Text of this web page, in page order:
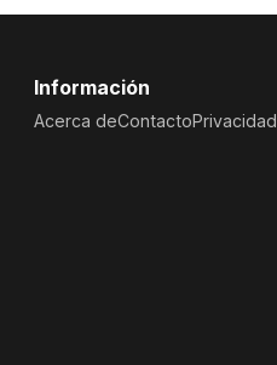
Información
Acerca deContactoPrivacidad